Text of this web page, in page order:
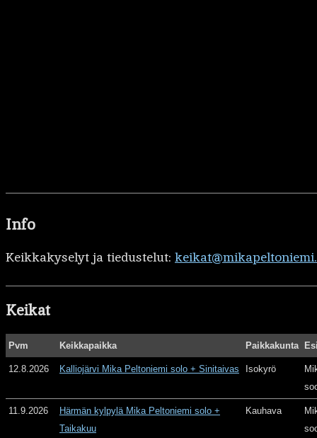
Info
Keikkakyselyt ja tiedustelut:
Keikat
Pvm Keikkapaikka Paikkakunta
12.8.2026 Kalliojärvi Mika Peltoniemi solo + Sinitaivas Isokyrö
11.9.2026
Härmän kylpylä Mika Peltoniemi solo +
Taikakuu
Kauhava